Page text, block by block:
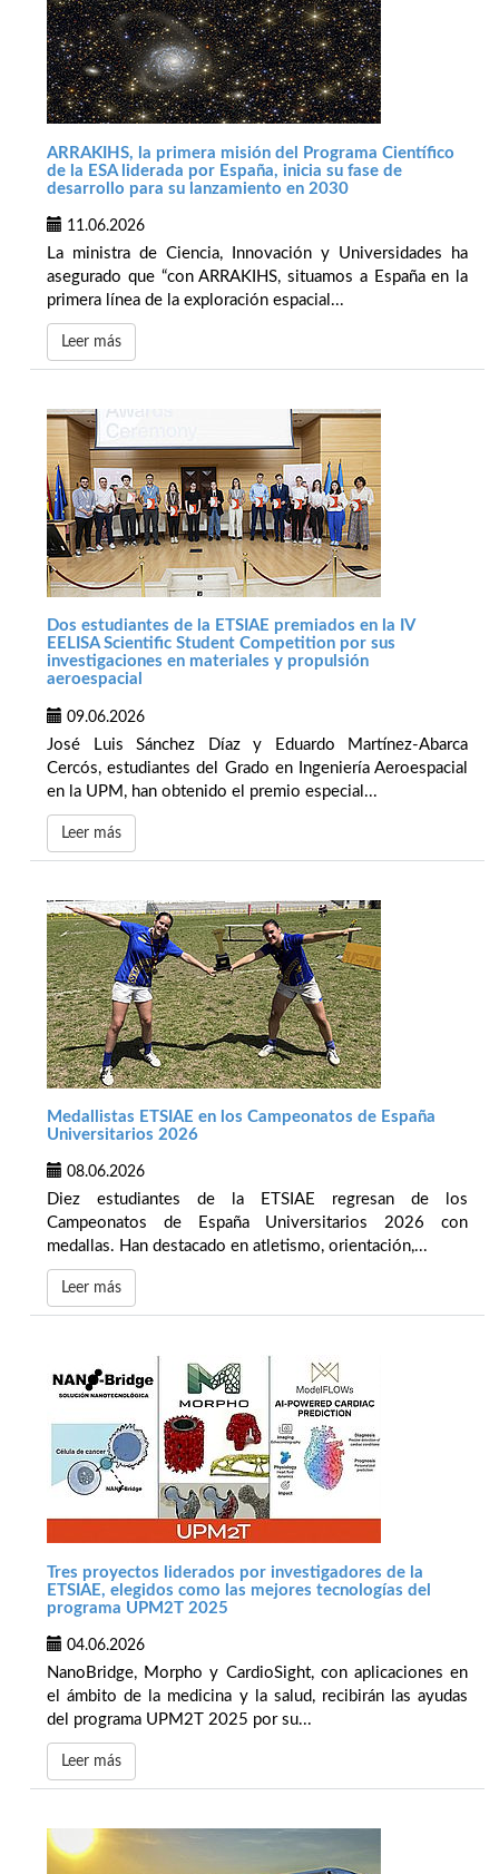
ARRAKIHS, la primera misión del Programa Científico
de la ESA liderada por España, inicia su fase de
desarrollo para su lanzamiento en 2030
11.06.2026
La ministra de Ciencia, Innovación y Universidades ha
asegurado que “con ARRAKIHS, situamos a España en la
primera línea de la exploración espacial...
Leer más
Dos estudiantes de la ETSIAE premiados en la IV
EELISA Scientific Student Competition por sus
investigaciones en materiales y propulsión
aeroespacial
09.06.2026
José Luis Sánchez Díaz y Eduardo Martínez-Abarca
Cercós, estudiantes del Grado en Ingeniería Aeroespacial
en la UPM, han obtenido el premio especial...
Leer más
Medallistas ETSIAE en los Campeonatos de España
Universitarios 2026
08.06.2026
Diez estudiantes de la ETSIAE regresan de los
Campeonatos de España Universitarios 2026 con
medallas. Han destacado en atletismo, orientación,...
Leer más
Tres proyectos liderados por investigadores de la
ETSIAE, elegidos como las mejores tecnologías del
programa UPM2T 2025
04.06.2026
NanoBridge, Morpho y CardioSight, con aplicaciones en
el ámbito de la medicina y la salud, recibirán las ayudas
del programa UPM2T 2025 por su...
Leer más